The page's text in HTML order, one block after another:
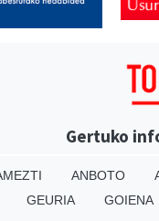
Gertuko
ANBOTO
GEURIA GOIENA